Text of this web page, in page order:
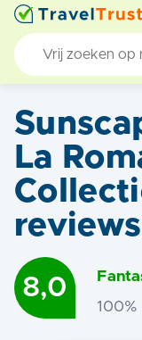
La
reviews
8,0
100